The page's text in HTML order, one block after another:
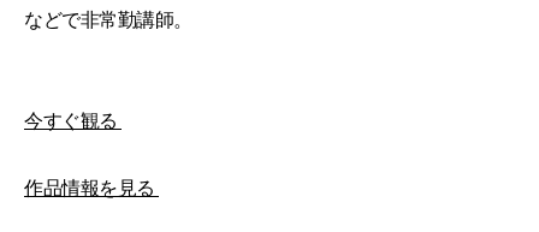
などで非常勤講師。
今すぐ観る
作品情報を見る